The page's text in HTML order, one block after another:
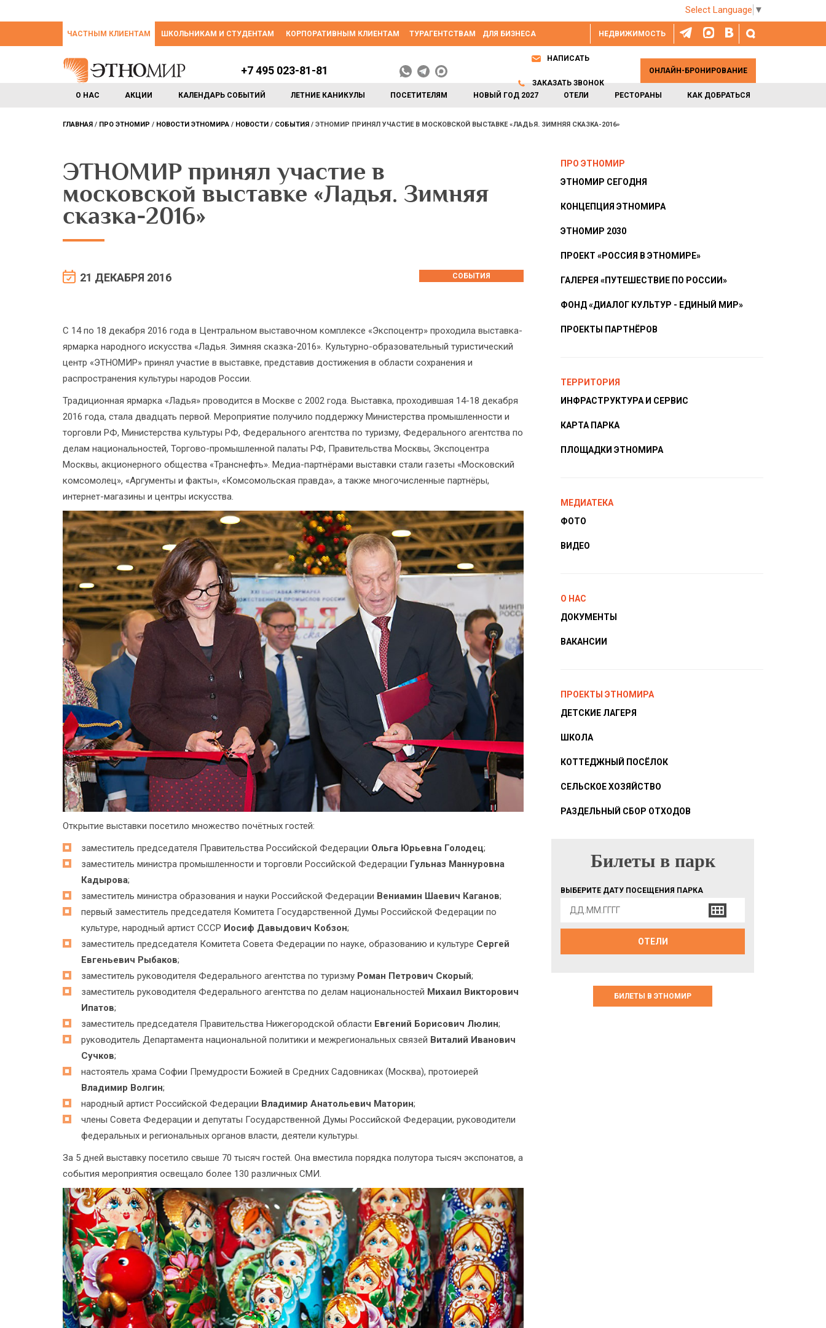
Select Language ▼
НЕДВИЖИМОСТЬ
ЧАСТНЫМ КЛИЕНТАМ ШКОЛЬНИКАМ И СТУДЕНТАМ КОРПОРАТИВНЫМ КЛИЕНТАМ ТУРАГЕНТСТВАМ ДЛЯ БИЗНЕСА
О НАС АКЦИИ КАЛЕНДАРЬ СОБЫТИЙ ЛЕТНИЕ КАНИКУЛЫ ПОСЕТИТЕЛЯМ НОВЫЙ ГОД 2027 ОТЕЛИ РЕСТОРАНЫ КАК ДОБРАТЬСЯ
+7 495 023-81-81
НАПИСАТЬ
ЗАКАЗАТЬ ЗВОНОК
ОНЛАЙН-БРОНИРОВАНИЕ
ГЛАВНАЯ ПРО ЭТНОМИР НОВОСТИ ЭТНОМИРА НОВОСТИ СОБЫТИЯ ЭТНОМИР ПРИНЯЛ УЧАСТИЕ В МОСКОВСКОЙ ВЫСТАВКЕ «ЛАДЬЯ. ЗИМНЯЯ СКАЗКА-2016»
ЭТНОМИР принял участие в
московской выставке «Ладья. Зимняя
сказка-2016»
21 ДЕКАБРЯ 2016 СОБЫТИЯ
С 14 по 18 декабря 2016 года в Центральном выставочном комплексе «Экспоцентр» проходила выставка-
ярмарка народного искусства «Ладья. Зимняя сказка-2016». Культурно-образовательный туристический
центр «ЭТНОМИР» принял участие в выставке, представив достижения в области сохранения и
распространения культуры народов России.
Традиционная ярмарка «Ладья» проводится в Москве с 2002 года. Выставка, проходившая 14-18 декабря
2016 года, стала двадцать первой. Мероприятие получило поддержку Министерства промышленности и
торговли РФ, Министерства культуры РФ, Федерального агентства по туризму, Федерального агентства по
делам национальностей, Торгово-промышленной палаты РФ, Правительства Москвы, Экспоцентра
Москвы, акционерного общества «Транснефть». Медиа-партнёрами выставки стали газеты «Московский
комсомолец», «Аргументы и факты», «Комсомольская правда», а также многочисленные партнёры,
интернет-магазины и центры искусства.
Открытие выставки посетило множество почётных гостей:
заместитель председателя Правительства Российской Федерации Ольга Юрьевна Голодец;
заместитель министра промышленности и торговли Российской Федерации Гульназ Маннуровна
Кадырова;
заместитель министра образования и науки Российской Федерации Вениамин Шаевич Каганов;
первый заместитель председателя Комитета Государственной Думы Российской Федерации по
культуре, народный артист СССР Иосиф Давыдович Кобзон;
заместитель председателя Комитета Совета Федерации по науке, образованию и культуре Сергей
Евгеньевич Рыбаков;
заместитель руководителя Федерального агентства по туризму Роман Петрович Скорый;
заместитель руководителя Федерального агентства по делам национальностей Михаил Викторович
Ипатов;
заместитель председателя Правительства Нижегородской области Евгений Борисович Люлин;
руководитель Департамента национальной политики и межрегиональных связей Виталий Иванович
Сучков;
настоятель храма Софии Премудрости Божией в Средних Садовниках (Москва), протоиерей
Владимир Волгин;
народный артист Российской Федерации Владимир Анатольевич Маторин;
члены Совета Федерации и депутаты Государственной Думы Российской Федерации, руководители
федеральных и региональных органов власти, деятели культуры.
За 5 дней выставку посетило свыше 70 тысяч гостей. Она вместила порядка полутора тысяч экспонатов, а
события мероприятия освещало более 130 различных СМИ.
ПРО ЭТНОМИР
ЭТНОМИР СЕГОДНЯ
КОНЦЕПЦИЯ ЭТНОМИРА
ЭТНОМИР 2030
ПРОЕКТ «РОССИЯ В ЭТНОМИРЕ»
ГАЛЕРЕЯ «ПУТЕШЕСТВИЕ ПО РОССИИ»
ФОНД «ДИАЛОГ КУЛЬТУР - ЕДИНЫЙ МИР»
ПРОЕКТЫ ПАРТНЁРОВ
ТЕРРИТОРИЯ
ИНФРАСТРУКТУРА И СЕРВИС
КАРТА ПАРКА
ПЛОЩАДКИ ЭТНОМИРА
МЕДИАТЕКА
ФОТО
ВИДЕО
О НАС
ДОКУМЕНТЫ
ВАКАНСИИ
ПРОЕКТЫ ЭТНОМИРА
ДЕТСКИЕ ЛАГЕРЯ
ШКОЛА
КОТТЕДЖНЫЙ ПОСЁЛОК
СЕЛЬСКОЕ ХОЗЯЙСТВО
РАЗДЕЛЬНЫЙ СБОР ОТХОДОВ
БИЛЕТЫ В ПАРК
Билеты в парк
ВЫБЕРИТЕ ДАТУ ПОСЕЩЕНИЯ ПАРКА
ОТЕЛИ
БИЛЕТЫ В ЭТНОМИР